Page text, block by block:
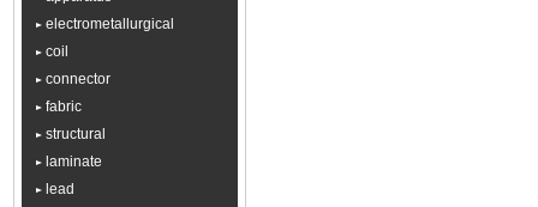
electrometallurgical
coil
connector
fabric
structural
laminate
lead